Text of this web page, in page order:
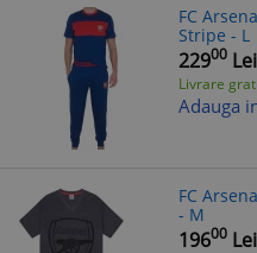
FC
Stripe - L
22900 Lei
Livrare
Adauga
FC
- M
19600 Lei